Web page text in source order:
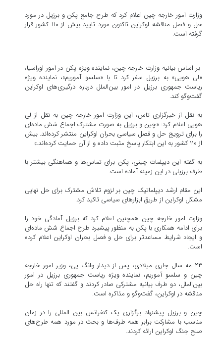
وزارت امور خارجه چین اعلام کرد که طرح جامع پکن و برزیل در مورد
حل و فصل مناقشه اوکراین تاکنون مورد تایید بیش از ۱۱۰ کشور قرار
گرفته است.
بر اساس بیانیه وزارت خارجه چین، نماینده ویژه پکن در امور اوراسیا،
«لی هویی» به برزیل سفر کرد تا با «سلسو آموریم»، نماینده ویژه
ریاست جمهوری برزیل در امور بین‌الملل درباره درگیری‌های اوکراین
گفت‌وگو کند.
به نقل از خبرگزاری تاس، این وزارت امور خارجه چین به نقل از لی
هویی اعلام کرد: «چین و برزیل به صورت مشترک اجماع شش ماده‌ای
را برای ترویج حل و فصل سیاسی بحران اوکراین منتشر کرده‌اند. بیش
از ۱۱۰ کشور به این ابتکار پاسخ مثبت داده و از آن حمایت کرده‌اند.»
به گفته این دیپلمات چینی، پکن برای تماس‌ها و هماهنگی بیشتر با
طرف برزیلی در این زمینه آماده است.
این مقام ارشد دیپلماتیک چین بر لزوم تلاش مشترک برای حل نهایی
مشکل اوکراین از طریق ابزارهای سیاسی تاکید کرد.
وزارت امور خارجه چین همچنین اعلام کرد که برزیل آمادگی خود را
برای ادامه همکاری با پکن به منظور پیشبرد طرح اجماع شش ماده‌ای
و ایجاد شرایط مساعدتر برای حل و فصل بحران اوکراین اعلام کرده
است.
۲۳ مه سال جاری میلادی، پس از دیدار وانگ یی، وزیر امور خارجه
چین و سلسو آموریم، نماینده ویژه ریاست جمهوری برزیل در امور
بین‌الملل، دو طرف بیانیه مشترکی صادر کردند و گفتند که تنها راه حل
مناقشه در اوکراین، گفت‌وگو و مذاکره است.
چین و برزیل پیشنهاد برگزاری یک کنفرانس بین المللی را در زمان
مناسب با مشارکت برابر همه طرف‌ها و بحث در مورد همه طرح‌های
صلح جنگ اوکراین ارائه کردند.